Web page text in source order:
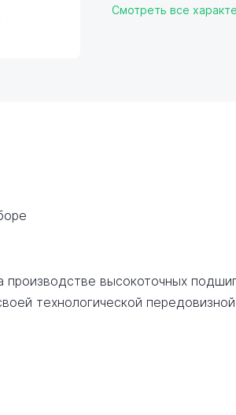
Смотреть все
производстве высокоточных
технологической